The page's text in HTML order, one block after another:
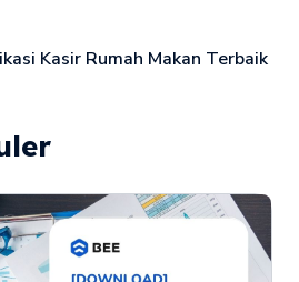
Kasir Rumah Makan Terbaik